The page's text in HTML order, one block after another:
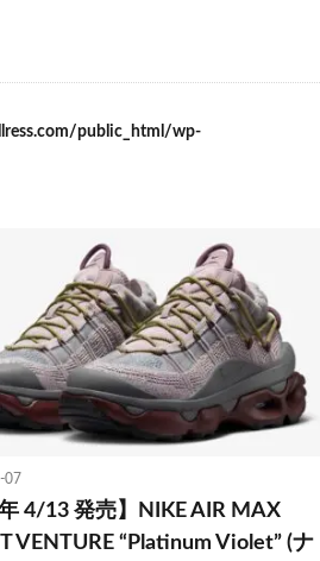
public_html/wp-
07
年 4/13 発売】NIKE AIR MAX
VENTURE “Platinum Violet” (ナ